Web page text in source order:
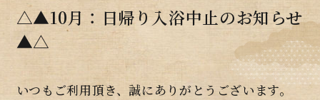
△▲10月：日帰り入浴中止のお知らせ
▲△
いつもご利用頂き、誠にありがとうございます。